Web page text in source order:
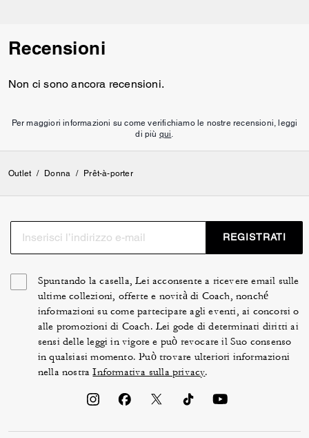
Recensioni
Non ci sono ancora recensioni.
Per maggiori informazioni su come verifichiamo le nostre recensioni, leggi
di più qui.
Outlet / Donna / Prêt-à-porter
REGISTRATI
Spuntando la casella, Lei acconsente a ricevere email sulle
ultime collezioni, offerte e novità di Coach, nonché
informazioni su come partecipare agli eventi, ai concorsi o
alle promozioni di Coach. Lei gode di determinati diritti ai
sensi delle leggi in vigore e può revocare il Suo consenso
in qualsiasi momento. Può trovare ulteriori informazioni
nella nostraInformativa sulla privacy.